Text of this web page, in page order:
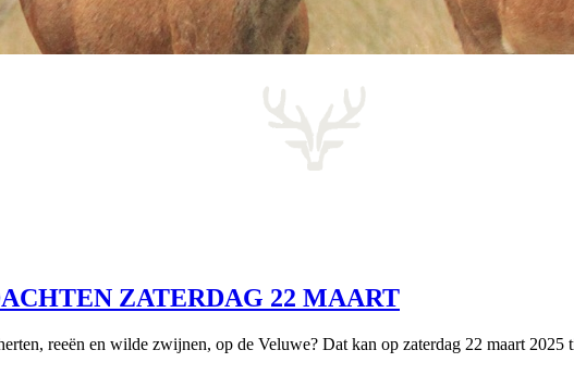
ZATERDAG 22 MAART
reeën en wilde zwijnen, op de Veluwe? Dat kan op zaterdag 22 maart